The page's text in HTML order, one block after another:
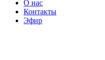
О нас
Контакты
Эфир